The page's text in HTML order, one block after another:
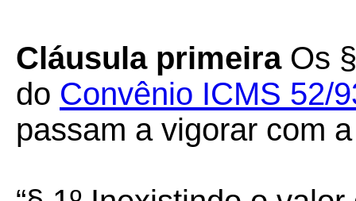
Cláusula primeiraOs
do Convênio ICMS 52/
passam a vigorar com